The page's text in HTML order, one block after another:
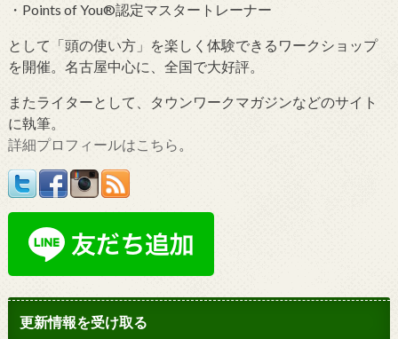
・Points of You®認定マスタートレーナー
として「頭の使い方」を楽しく体験できるワークショップ
を開催。名古屋中心に、全国で大好評。
またライターとして、タウンワークマガジンなどのサイト
に執筆。
詳細プロフィールはこちら 。
更新情報を受け取る